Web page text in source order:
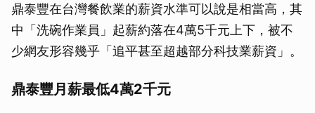
鼎泰豐在台灣餐飲業的薪資水準可以說是相當高，其
中「洗碗作業員」起薪約落在4萬5千元上下，被不
少網友形容幾乎「追平甚至超越部分科技業薪資」。
鼎泰豐月薪最低4萬2千元